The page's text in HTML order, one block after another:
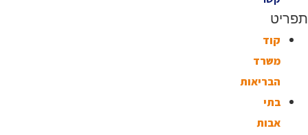
תפריט
קוד
משרד
הבריאות
בתי
אבות